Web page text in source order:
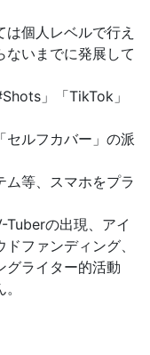
個人レベルで行え
ないまでに発展して
」「TikTok」
セルフカバー」の派
ム等、スマホをプラ
Tuberの出現、アイ
ファンディング、
グライター的活動